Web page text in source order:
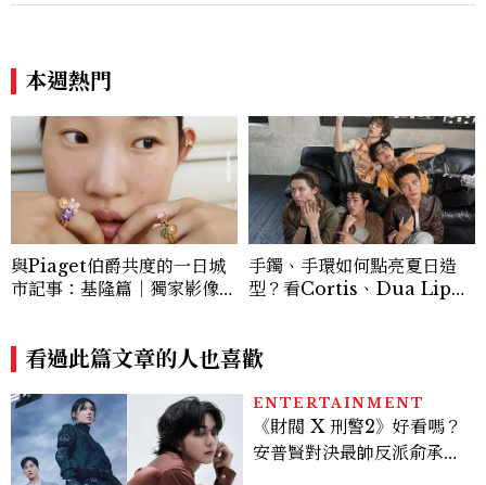
本週熱門
與Piaget伯爵共度的一日城
市記事：基隆篇｜獨家影像故
手鐲、手環如何點亮夏日造
型？看Cortis、Dua Lip的
看過此篇文章的人也喜歡
ENTERTAINMENT
《財閥 X 刑警2》好看嗎？
安普賢對決最帥反派俞承